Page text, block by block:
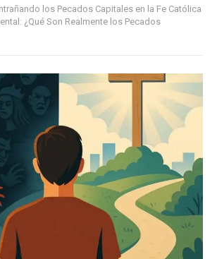
los Pecados Capitales en la Fe Católica
¿Qué Son Realmente los Pecados